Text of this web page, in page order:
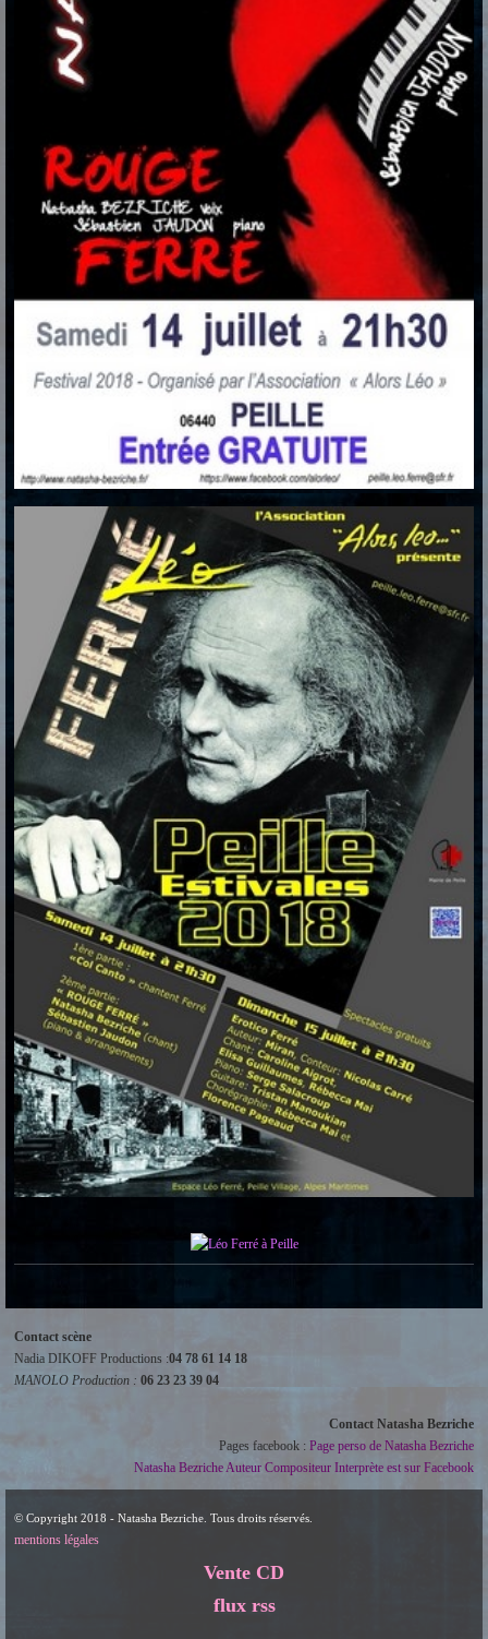
Contact scène
Nadia DIKOFF Productions :04 78 61 14 18
MANOLO Production : 06 23 23 39 04
Contact Natasha Bezriche
Pages facebook : Page perso de Natasha Bezriche
Natasha Bezriche Auteur Compositeur Interprète est sur Facebook
© Copyright 2018 - Natasha Bezriche. Tous droits réservés.
mentions légales
Vente CD
flux rss